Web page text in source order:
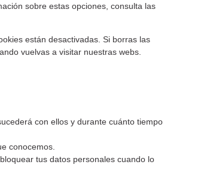
sobre estas opciones, consulta las
están desactivadas. Si borras las
vuelvas a visitar nuestras webs.
con ellos y durante cuánto tiempo
conocemos.
tus datos personales cuando lo